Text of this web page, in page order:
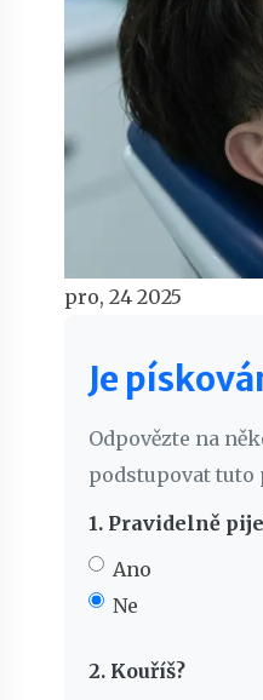
pro, 24 2025
Je
Odpovězte na
podstupovat tuto
1. Pravidelně
Ano
Ne
2. Kouříš?